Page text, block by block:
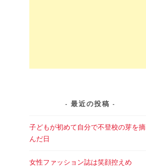
最近の投稿
子どもが初めて自分で不登校の芽を摘
んだ日
女性ファッション誌は笑顔控えめ